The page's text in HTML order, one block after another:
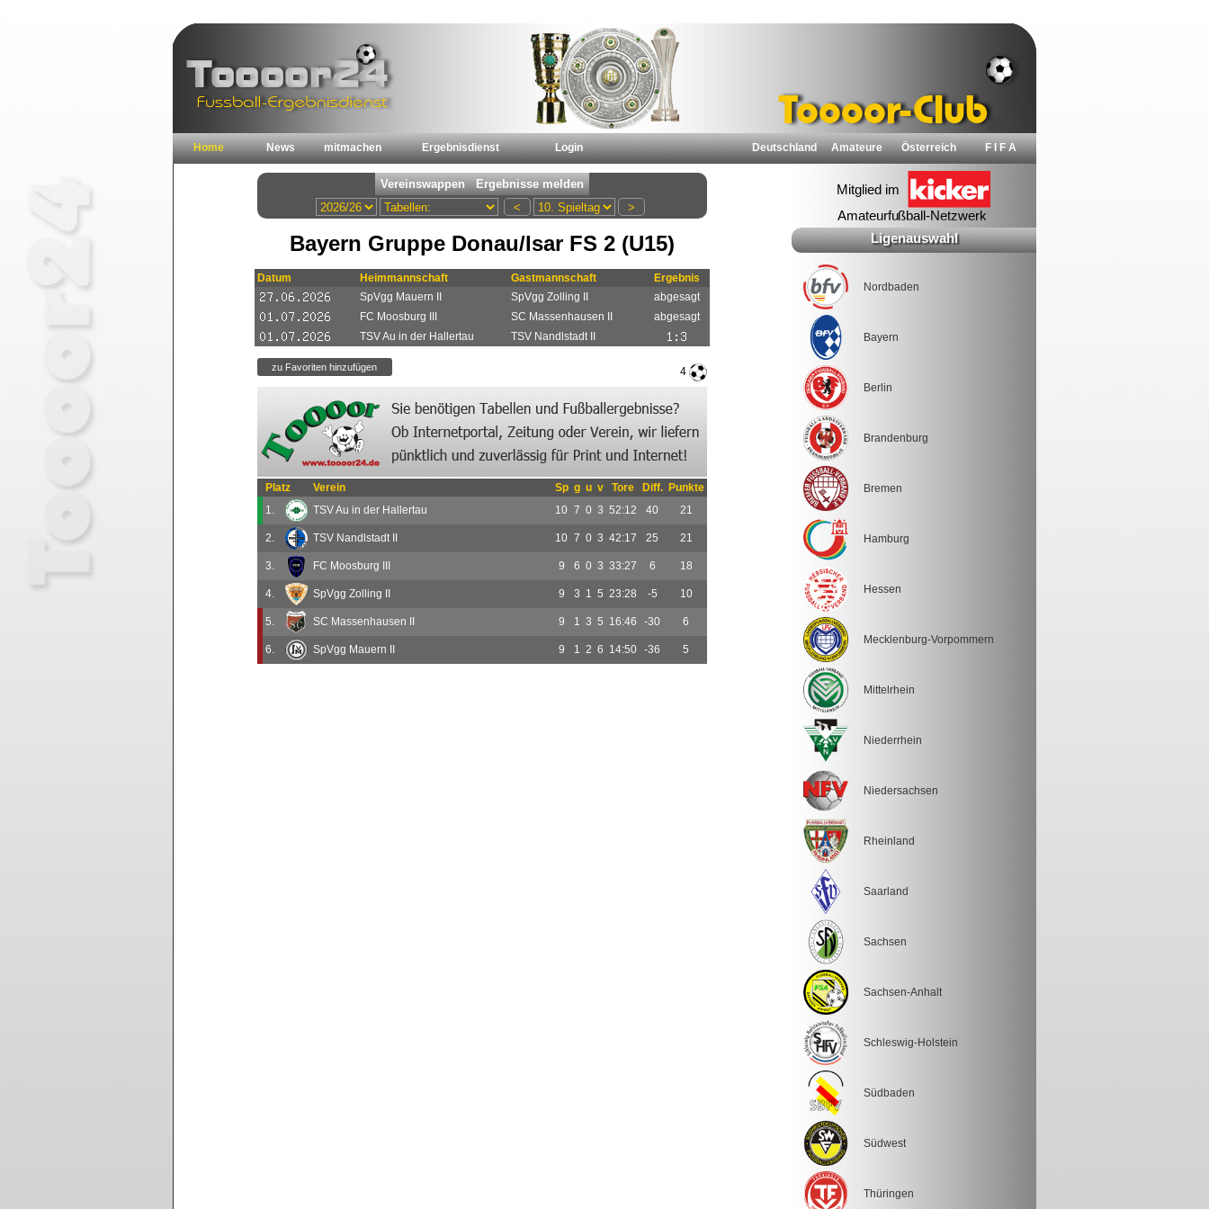
Home News mitmachen Ergebnisdienst Login Deutschland Amateure Österreich F I F A
Bayern Gruppe Donau/Isar FS 2 (U15)
Datum Heimmannschaft Gastmannschaft
Ergebnis
SpVgg Mauern II
SpVgg Zolling II
abgesagt
FC Moosburg III
SC Massenhausen II
abgesagt
TSV Au in der Hallertau
TSV Nandlstadt II
4
Platz Verein Sp g u v Tore Diff.
Punkte
1.
TSV Au in der Hallertau 10 7 0 3 52:12 40 21
2. TSV Nandlstadt II 10 7 0 3 42:17 25 21
3. FC Moosburg III 9 6 0 3 33:27 6 18
4. SpVgg Zolling II 9 3 1 5 23:28 -5 10
5. SC Massenhausen II 9 1 3 5 16:46 -30 6
6. SpVgg Mauern II 9 1 2 6 14:50 -36 5
Ligenauswahl
Nordbaden
Bayern
Berlin
Brandenburg
Bremen
Hamburg
Hessen
Mecklenburg-Vorpommern
Mittelrhein
Niederrhein
Niedersachsen
Rheinland
Saarland
Sachsen
Sachsen-Anhalt
Schleswig-Holstein
Südbaden
Südwest
Thüringen